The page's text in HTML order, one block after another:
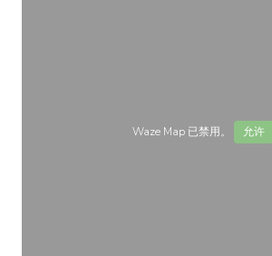
Waze Map 已禁用。 允许